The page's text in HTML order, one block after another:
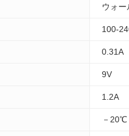
ウォー
100-
0.31A
9V
1.2A
－